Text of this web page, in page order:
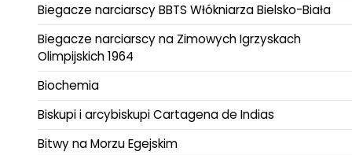
Biegacze narciarscy BBTS Włókniarza Bielsko-Biała
Biegacze narciarscy na Zimowych Igrzyskach
Olimpijskich 1964
Biochemia
Biskupi i arcybiskupi Cartagena de Indias
Bitwy na Morzu Egejskim